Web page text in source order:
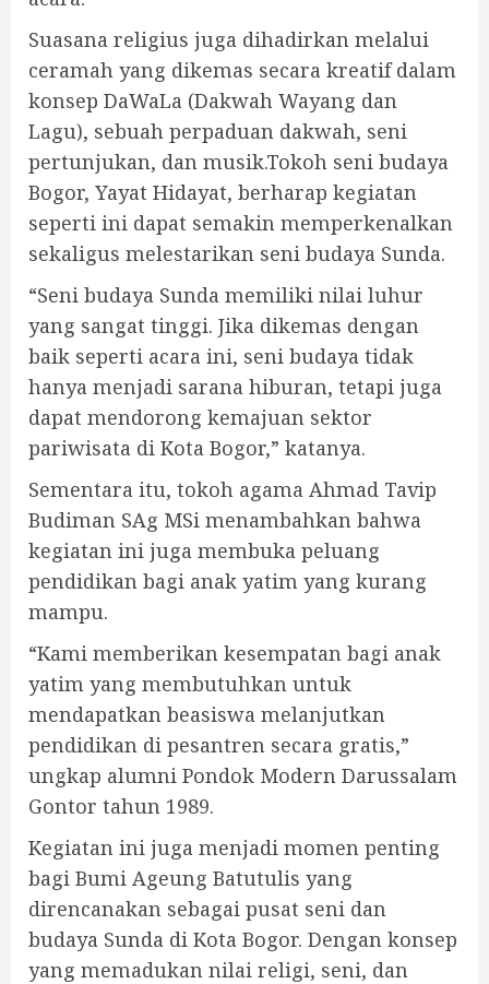
Suasana religius juga dihadirkan melalui
ceramah yang dikemas secara kreatif dalam
konsep DaWaLa (Dakwah Wayang dan
Lagu), sebuah perpaduan dakwah, seni
pertunjukan, dan musik.Tokoh seni budaya
Bogor, Yayat Hidayat, berharap kegiatan
seperti ini dapat semakin memperkenalkan
sekaligus melestarikan seni budaya Sunda.
“Seni budaya Sunda memiliki nilai luhur
yang sangat tinggi. Jika dikemas dengan
baik seperti acara ini, seni budaya tidak
hanya menjadi sarana hiburan, tetapi juga
dapat mendorong kemajuan sektor
pariwisata di Kota Bogor,” katanya.
Sementara itu, tokoh agama Ahmad Tavip
Budiman SAg MSi menambahkan bahwa
kegiatan ini juga membuka peluang
pendidikan bagi anak yatim yang kurang
mampu.
“Kami memberikan kesempatan bagi anak
yatim yang membutuhkan untuk
mendapatkan beasiswa melanjutkan
pendidikan di pesantren secara gratis,”
ungkap alumni Pondok Modern Darussalam
Gontor tahun 1989.
Kegiatan ini juga menjadi momen penting
bagi Bumi Ageung Batutulis yang
direncanakan sebagai pusat seni dan
budaya Sunda di Kota Bogor. Dengan konsep
yang memadukan nilai religi, seni, dan